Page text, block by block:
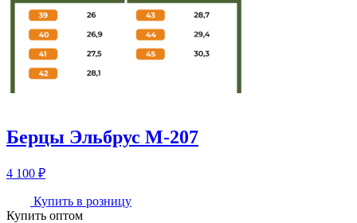
Берцы Эльбрус М-207
4 100 ₽
Купить в розницу
Купить оптом